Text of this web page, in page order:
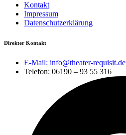
Kontakt
Impressum
Datenschutzerklärung
Direkter Kontakt
E-Mail: info@theater-requisit.de
Telefon: 06190 – 93 55 316